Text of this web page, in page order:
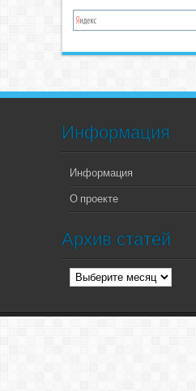
Информация
Информация
О проекте
Архив статей
Архив
статей